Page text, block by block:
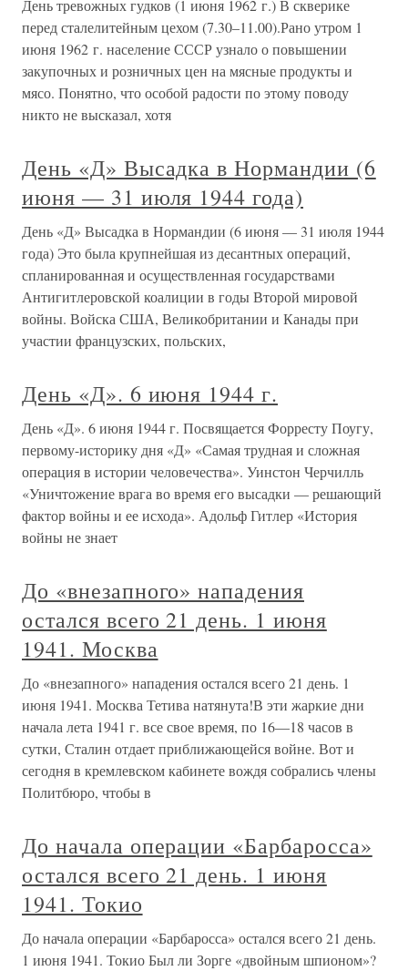
День тревожных гудков (1 июня 1962 г.) В скверике
перед сталелитейным цехом (7.30–11.00).Рано утром 1
июня 1962 г. население СССР узнало о повышении
закупочных и розничных цен на мясные продукты и
мясо. Понятно, что особой радости по этому поводу
никто не высказал, хотя
День «Д» Высадка в Нормандии (6
июня — 31 июля 1944 года)
День «Д» Высадка в Нормандии (6 июня — 31 июля 1944
года) Это была крупнейшая из десантных операций,
спланированная и осуществленная государствами
Антигитлеровской коалиции в годы Второй мировой
войны. Войска США, Великобритании и Канады при
участии французских, польских,
День «Д». 6 июня 1944 г.
День «Д». 6 июня 1944 г. Посвящается Форресту Поугу,
первому-историку дня «Д» «Самая трудная и сложная
операция в истории человечества». Уинстон Черчилль
«Уничтожение врага во время его высадки — решающий
фактор войны и ее исхода». Адольф Гитлер «История
войны не знает
До «внезапного» нападения
остался всего 21 день. 1 июня
1941. Москва
До «внезапного» нападения остался всего 21 день. 1
июня 1941. Москва Тетива натянута!В эти жаркие дни
начала лета 1941 г. все свое время, по 16—18 часов в
сутки, Сталин отдает приближающейся войне. Вот и
сегодня в кремлевском кабинете вождя собрались члены
Политбюро, чтобы в
До начала операции «Барбаросса»
остался всего 21 день. 1 июня
1941. Токио
До начала операции «Барбаросса» остался всего 21 день.
1 июня 1941. Токио Был ли Зорге «двойным шпионом»?